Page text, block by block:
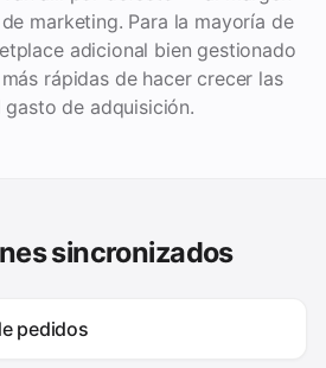
marketing. Para la mayoría de
adicional bien gestionado
rápidas de hacer crecer las
de adquisición.
sincronizados
pedidos